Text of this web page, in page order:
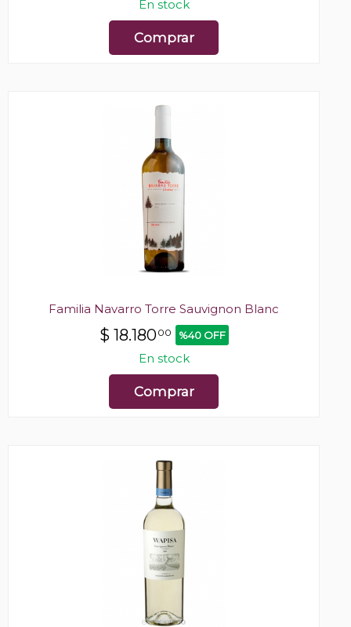
En stock
Comprar
Familia Navarro Torre Sauvignon Blanc
$ 18.18000 %40 OFF
En stock
Comprar